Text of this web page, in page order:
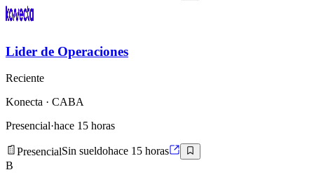
Lider de Operaciones
Reciente
Konecta · CABA
Presencial·hace 15 horas
PresencialSin sueldohace 15 horas
B